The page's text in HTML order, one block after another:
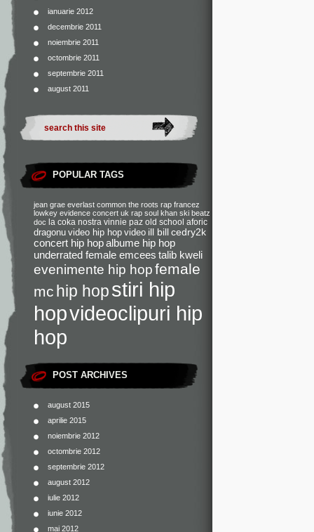
ianuarie 2012
decembrie 2011
noiembrie 2011
octombrie 2011
septembrie 2011
august 2011
POPULAR TAGS
jean grae everlast common the roots rap francez
lowkey evidence concert uk rap soul khan ski beatz
doc la coka nostra vinnie paz old school aforic
dragonu video hip hop video ill bill cedry2k
concert hip hopalbume hip hop
underrated female emcees talib kweli
evenimente hip hopfemale
mc hip hopstiri hip
hopvideoclipuri hip
hop
POST ARCHIVES
august 2015
aprilie 2015
noiembrie 2012
octombrie 2012
septembrie 2012
august 2012
iulie 2012
iunie 2012
mai 2012